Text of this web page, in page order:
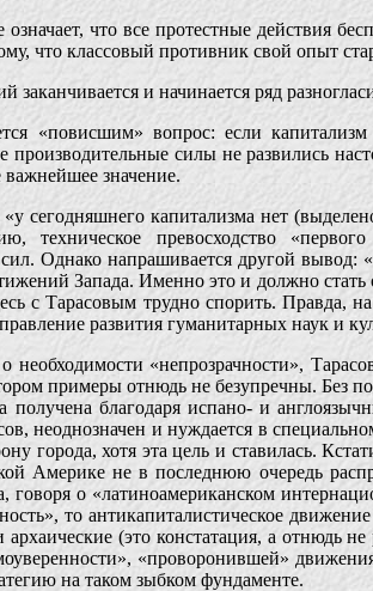
что все протестные действия
что классовый противник свой опыт
заканчивается и начинается ряд
«повисшим» вопрос: если
силы не развились
важнейшее значение.
«у сегодняшнего капитализма нет
техническое превосходство
сил. Однако напрашивается другой
Запада. Именно это и должно
с Тарасовым трудно спорить.
развития гуманитарных наук и
«непрозрачности»,
примеры отнюдь не безупречны. Без
благодаря испано- и
неоднозначен и нуждается в
города, хотя эта цель и ставилась.
Америке не в последнюю очередь
говоря о «латиноамериканском
то антикапиталистическое
архаические (это констатация, а
«проворонившей»
на таком зыбком фундаменте.